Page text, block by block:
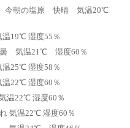
今朝の塩原 快晴 気温20℃
温19℃ 湿度55％
気温21℃ 湿度60％
温25℃ 湿度58％
温22℃ 湿度60％
温22℃ 湿度60％
気温22℃ 湿度60％